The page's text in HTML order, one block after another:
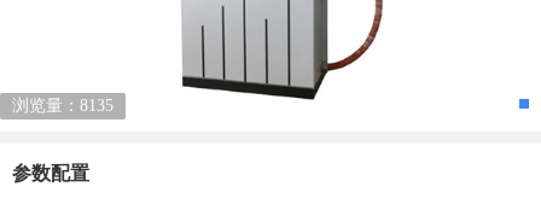
浏览量：8135
参数配置